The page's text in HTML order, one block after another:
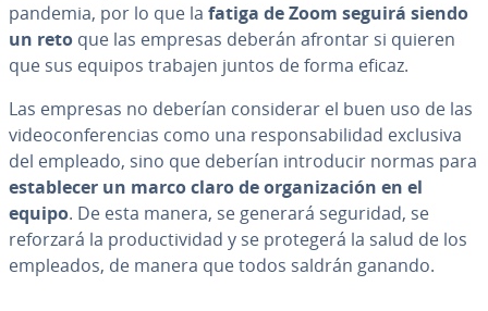
pandemia, por lo que la fatiga de Zoom seguirá siendo
un reto que las empresas deberán afrontar si quieren
que sus equipos trabajen juntos de forma eficaz.
Las empresas no deberían co­n­si­de­rar el buen uso de las
vi­deo­co­n­fe­re­n­cias como una re­s­po­n­sa­bi­li­dad exclusiva
del empleado, sino que deberían in­tro­du­cir normas para
es­ta­ble­cer un marco claro de or­ga­ni­za­ción en el
equipo. De esta manera, se generará seguridad, se
reforzará la pro­du­c­ti­vi­dad y se protegerá la salud de los
empleados, de manera que todos saldrán ganando.